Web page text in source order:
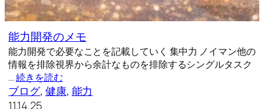
能力開発のメモ
能力開発で必要なことを記載していく 集中力 ノイマン他の
情報を排除視界から余計なものを排除するシングルタスク
…続きを読む
ブログ, 健康, 能力
11.14.25